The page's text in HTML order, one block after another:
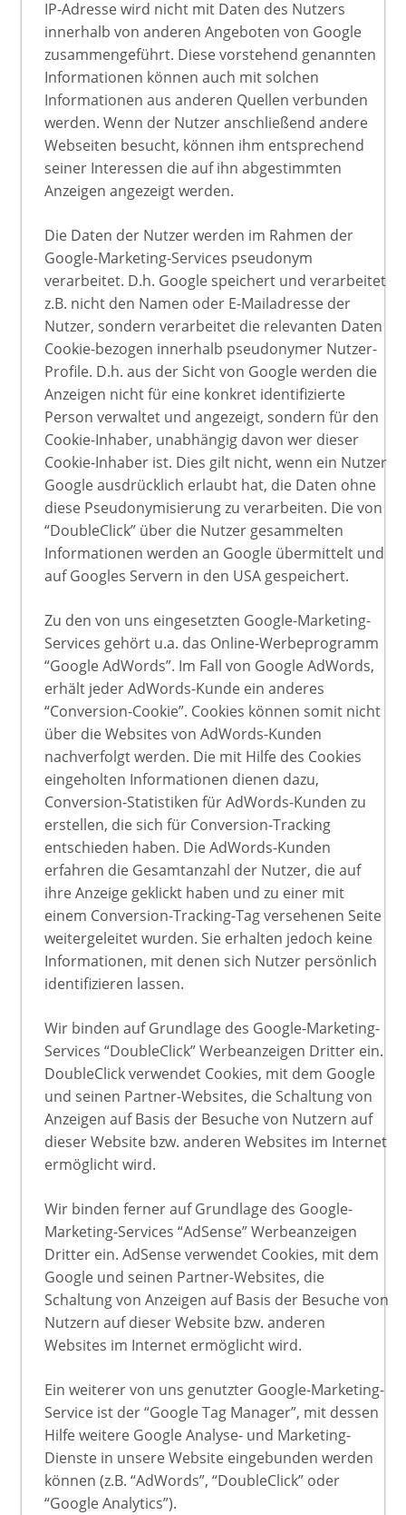
IP-Adresse wird nicht mit Daten des Nutzers
innerhalb von anderen Angeboten von Google
zusammengeführt. Diese vorstehend genannten
Informationen können auch mit solchen
Informationen aus anderen Quellen verbunden
werden. Wenn der Nutzer anschließend andere
Webseiten besucht, können ihm entsprechend
seiner Interessen die auf ihn abgestimmten
Anzeigen angezeigt werden.
Die Daten der Nutzer werden im Rahmen der
Google-Marketing-Services pseudonym
verarbeitet. D.h. Google speichert und verarbeitet
z.B. nicht den Namen oder E-Mailadresse der
Nutzer, sondern verarbeitet die relevanten Daten
Cookie-bezogen innerhalb pseudonymer Nutzer-
Profile. D.h. aus der Sicht von Google werden die
Anzeigen nicht für eine konkret identifizierte
Person verwaltet und angezeigt, sondern für den
Cookie-Inhaber, unabhängig davon wer dieser
Cookie-Inhaber ist. Dies gilt nicht, wenn ein Nutzer
Google ausdrücklich erlaubt hat, die Daten ohne
diese Pseudonymisierung zu verarbeiten. Die von
“DoubleClick” über die Nutzer gesammelten
Informationen werden an Google übermittelt und
auf Googles Servern in den USA gespeichert.
Zu den von uns eingesetzten Google-Marketing-
Services gehört u.a. das Online-Werbeprogramm
“Google AdWords”. Im Fall von Google AdWords,
erhält jeder AdWords-Kunde ein anderes
“Conversion-Cookie”. Cookies können somit nicht
über die Websites von AdWords-Kunden
nachverfolgt werden. Die mit Hilfe des Cookies
eingeholten Informationen dienen dazu,
Conversion-Statistiken für AdWords-Kunden zu
erstellen, die sich für Conversion-Tracking
entschieden haben. Die AdWords-Kunden
erfahren die Gesamtanzahl der Nutzer, die auf
ihre Anzeige geklickt haben und zu einer mit
einem Conversion-Tracking-Tag versehenen Seite
weitergeleitet wurden. Sie erhalten jedoch keine
Informationen, mit denen sich Nutzer persönlich
identifizieren lassen.
Wir binden auf Grundlage des Google-Marketing-
Services “DoubleClick” Werbeanzeigen Dritter ein.
DoubleClick verwendet Cookies, mit dem Google
und seinen Partner-Websites, die Schaltung von
Anzeigen auf Basis der Besuche von Nutzern auf
dieser Website bzw. anderen Websites im Internet
ermöglicht wird.
Wir binden ferner auf Grundlage des Google-
Marketing-Services “AdSense” Werbeanzeigen
Dritter ein. AdSense verwendet Cookies, mit dem
Google und seinen Partner-Websites, die
Schaltung von Anzeigen auf Basis der Besuche von
Nutzern auf dieser Website bzw. anderen
Websites im Internet ermöglicht wird.
Ein weiterer von uns genutzter Google-Marketing-
Service ist der “Google Tag Manager”, mit dessen
Hilfe weitere Google Analyse- und Marketing-
Dienste in unsere Website eingebunden werden
können (z.B. “AdWords”, “DoubleClick” oder
“Google Analytics”).